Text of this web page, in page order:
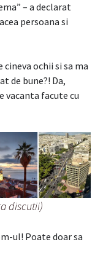
– a declarat
persoana si
ochii si sa ma
de bune?! Da,
vacanta facute cu
discutii)
ul! Poate doar sa